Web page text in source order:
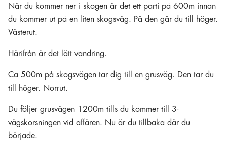
När du kommer ner i skogen är det ett parti på 600m innan
du kommer ut på en liten skogsväg. På den går du till höger.
Västerut.
Härifrån är det lätt vandring.
Ca 500m på skogsvägen tar dig till en grusväg. Den tar du
till höger. Norrut.
Du följer grusvägen 1200m tills du kommer till 3-
vägskorsningen vid affären. Nu är du tillbaka där du
började.